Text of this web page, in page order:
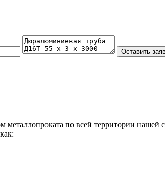
металлопроката по всей территории